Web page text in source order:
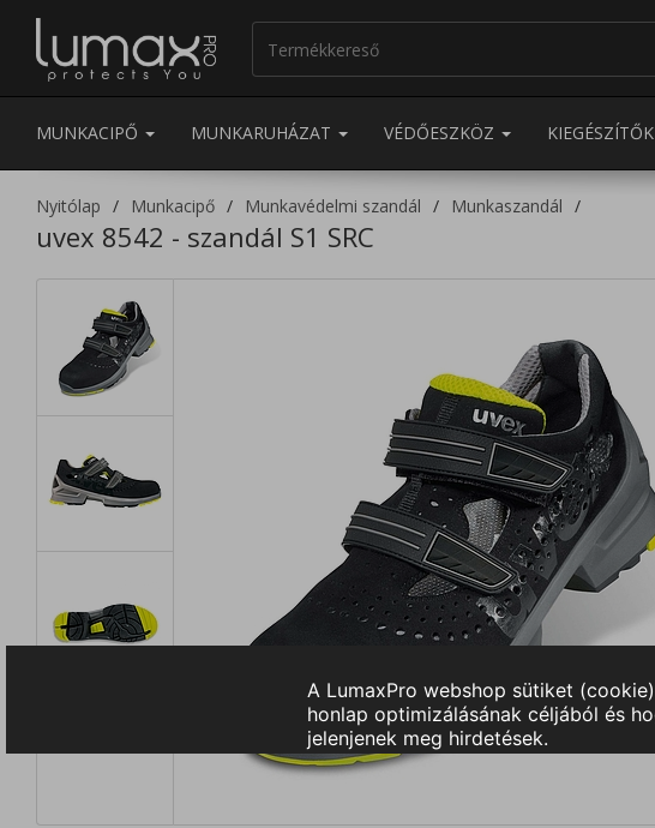
MUNKACIPŐ MUNKARUHÁZAT VÉDŐESZKÖZ KIEGÉSZÍTŐK
Nyitólap Munkacipő Munkavédelmi szandál Munkaszandál
uvex 8542 - szandál S1 SRC